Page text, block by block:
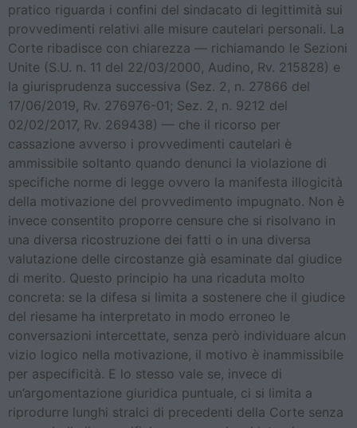
pratico riguarda i confini del sindacato di legittimità sui
provvedimenti relativi alle misure cautelari personali. La
Corte ribadisce con chiarezza — richiamando le Sezioni
Unite (S.U. n. 11 del 22/03/2000, Audino, Rv. 215828) e
la giurisprudenza successiva (Sez. 2, n. 27866 del
17/06/2019, Rv. 276976-01; Sez. 2, n. 9212 del
02/02/2017, Rv. 269438) — che il ricorso per
cassazione avverso i provvedimenti cautelari è
ammissibile soltanto quando denunci la violazione di
specifiche norme di legge ovvero la manifesta illogicità
della motivazione del provvedimento impugnato. Non è
invece consentito proporre censure che si risolvano in
una diversa ricostruzione dei fatti o in una diversa
valutazione delle circostanze già esaminate dal giudice
di merito. Questo principio ha una ricaduta molto
concreta: se la difesa si limita a sostenere che il giudice
del riesame ha interpretato in modo erroneo le
conversazioni intercettate, senza però individuare alcun
vizio logico nella motivazione, il motivo è inammissibile
per aspecificità. E lo stesso vale se, invece di
un’argomentazione giuridica puntuale, ci si limita a
riprodurre lunghi stralci di precedenti della Corte senza